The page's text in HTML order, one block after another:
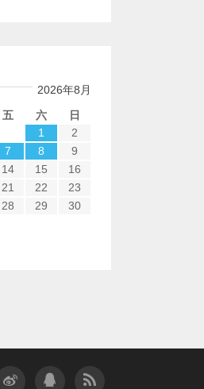
2026年8月
五 六
日
1
2
7 8
9
14 15
16
21 22
23
28 29
30